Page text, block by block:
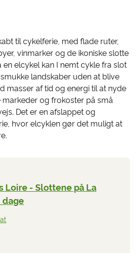
Loire - Slottene på La
dage
til cykelferie, med flade ruter,
vinmarker og de ikoniske slotte
en elcykel kan I nemt cykle fra slot
landskaber uden at blive
masser af tid og energi til at nyde
markeder og frokoster på små
Det er en afslappet og
hvor elcyklen gør det muligt at